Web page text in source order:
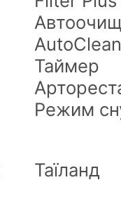
AutoClean
Таймер
Режим
Таїланд